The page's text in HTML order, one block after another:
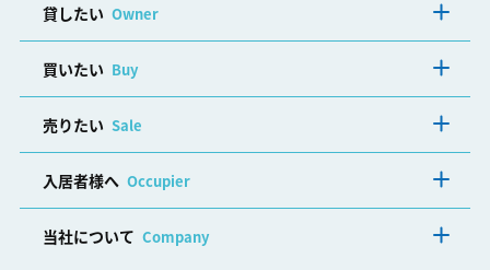
貸したい Owner
買いたい Buy
売りたい Sale
入居者様へ Occupier
当社について Company